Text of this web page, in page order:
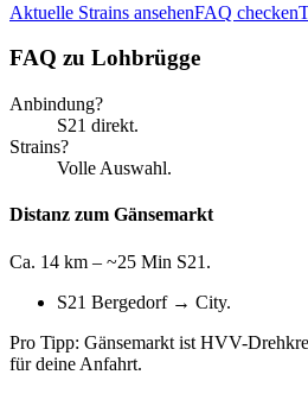
Aktuelle Strains ansehenFAQ checken
FAQ zu Lohbrügge
Anbindung?
S21 direkt.
Strains?
Volle Auswahl.
Distanz zum Gänsemarkt
Ca. 14 km – ~25 Min S21.
S21 Bergedorf → City.
Pro Tipp: Gänsemarkt ist HVV-
für deine Anfahrt.